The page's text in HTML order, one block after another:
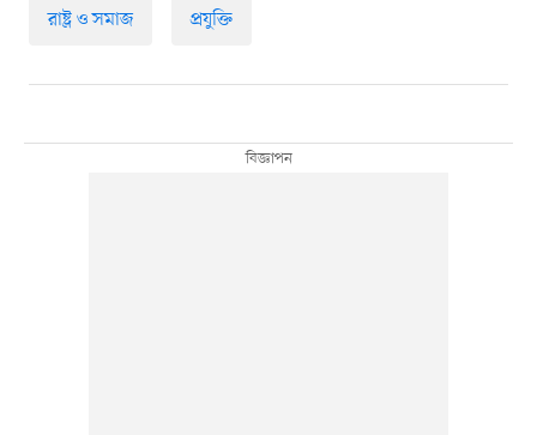
রাষ্ট্র ও সমাজ প্রযুক্তি